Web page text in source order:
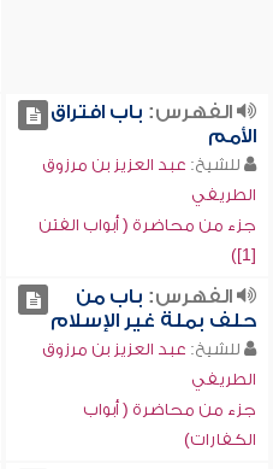
الفهرس: باب افتراق
الأمم
للشيخ: عبد العزيز بن مرزوق
الطريفي
جزء من محاضرة ( أبواب الفتن
[1])
الفهرس: باب من
حلف بملة غير الإسلام
للشيخ: عبد العزيز بن مرزوق
الطريفي
جزء من محاضرة ( أبواب
الكفارات)